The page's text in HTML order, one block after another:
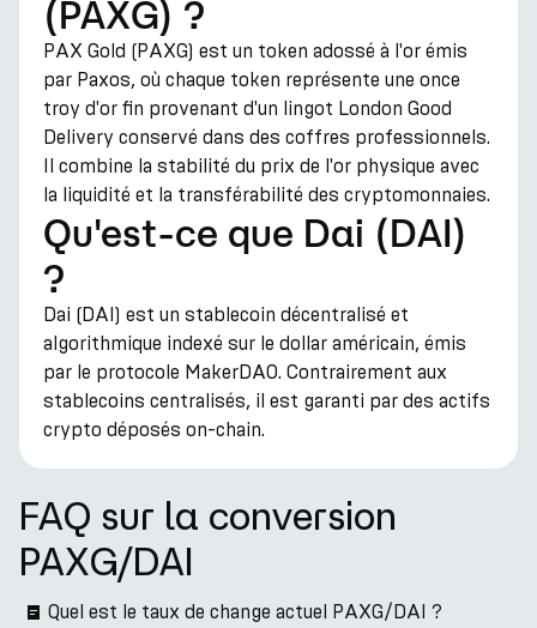
(PAXG) ?
PAX Gold (PAXG) est un token adossé à l'or émis
par Paxos, où chaque token représente une once
troy d'or fin provenant d'un lingot London Good
Delivery conservé dans des coffres professionnels.
Il combine la stabilité du prix de l'or physique avec
la liquidité et la transférabilité des cryptomonnaies.
Qu'est-ce que Dai (DAI)
?
Dai (DAI) est un stablecoin décentralisé et
algorithmique indexé sur le dollar américain, émis
par le protocole MakerDAO. Contrairement aux
stablecoins centralisés, il est garanti par des actifs
crypto déposés on-chain.
FAQ sur la conversion
PAXG/DAI
Quel est le taux de change actuel PAXG/DAI ?